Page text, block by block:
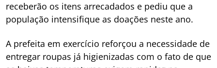
receberão os itens arrecadados e pediu que a
população intensifique as doações neste ano.
A prefeita em exercício reforçou a necessidade de
entregar roupas já higienizadas com o fato de que